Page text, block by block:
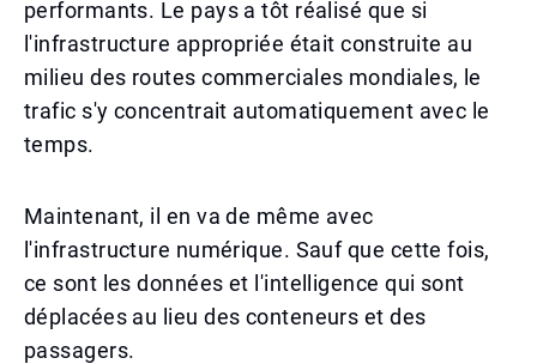
performants. Le pays a tôt réalisé que si
l'infrastructure appropriée était construite au
milieu des routes commerciales mondiales, le
trafic s'y concentrait automatiquement avec le
temps.
Maintenant, il en va de même avec
l'infrastructure numérique. Sauf que cette fois,
ce sont les données et l'intelligence qui sont
déplacées au lieu des conteneurs et des
passagers.